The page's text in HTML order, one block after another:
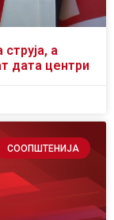
а
дата центри
СООПШТЕНИЈА